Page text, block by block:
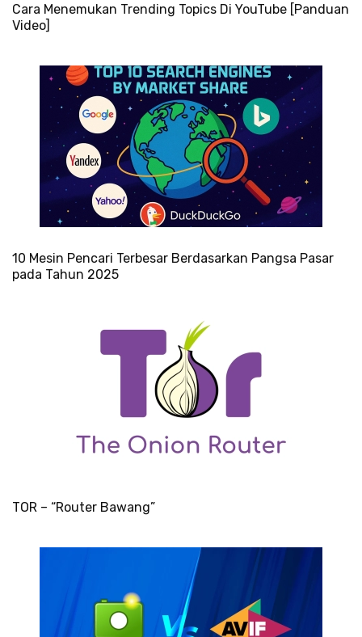
Cara Menemukan Trending Topics Di YouTube [Panduan
Video]
10 Mesin Pencari Terbesar Berdasarkan Pangsa Pasar
pada Tahun 2025
TOR – “Router Bawang”